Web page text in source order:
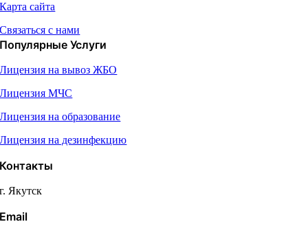
Карта сайта
Связаться с нами
Популярные Услуги
Лицензия на вывоз ЖБО
Лицензия МЧС
Лицензия на образование
Лицензия на дезинфекцию
Контакты
г. Якутск
Email